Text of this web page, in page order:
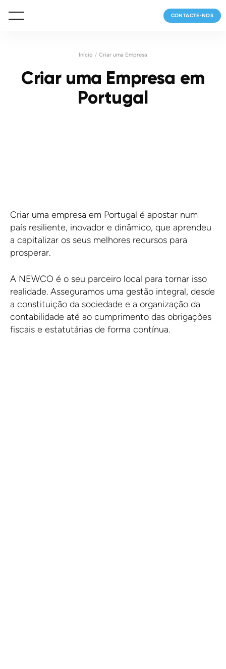
CONTACTE-NOS
Início Criar uma Empresa
Criar uma Empresa em
Portugal
Criar uma empresa em Portugal é apostar num
país resiliente, inovador e dinâmico, que aprendeu
a capitalizar os seus melhores recursos para
prosperar.
A NEWCO é o seu parceiro local para tornar isso
realidade. Asseguramos uma gestão integral, desde
a constituição da sociedade e a organização da
contabilidade até ao cumprimento das obrigações
fiscais e estatutárias de forma contínua.